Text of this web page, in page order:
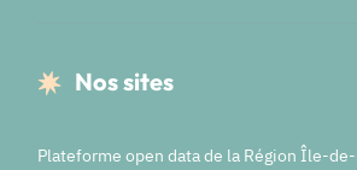
Nos sites
Plateforme open data de la Région Île-